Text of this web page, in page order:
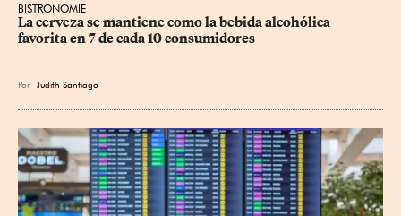
BISTRONOMIE
La cerveza se mantiene como la bebida alcohólica
favorita en 7 de cada 10 consumidores
Por Judith Santiago